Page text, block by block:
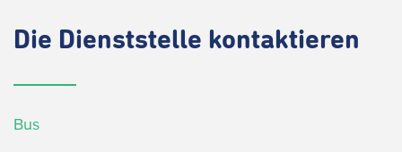
Die Dienststelle kontaktieren
Bus